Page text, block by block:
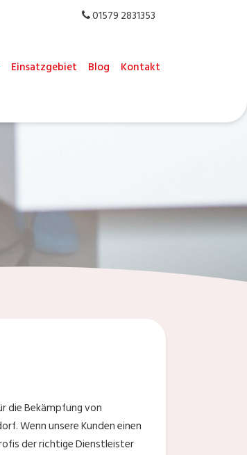
01579 2831353
Einsatzgebiet Blog Kontakt
die Bekämpfung von
Wenn unsere Kunden einen
der richtige Dienstleister